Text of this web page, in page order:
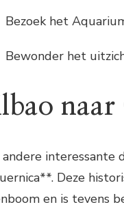
Bezoek het
Bewonder het
naar
andere interessante
Deze
en is tevens